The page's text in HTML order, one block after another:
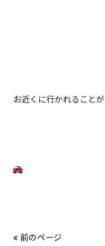
お近くに行かれること
« 前のページ